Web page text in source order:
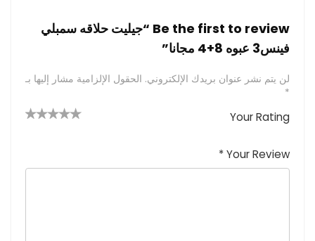
Be the first to review “جيليت حلاقه سمبلي
فينس3 عبوه 8+4 مجانا”
لن يتم نشر عنوان بريدك الإلكتروني. الحقول الإلزامية مشار إليها بـ
*
Your Rating
ن
أصلنجومنجوم
Your Review
*